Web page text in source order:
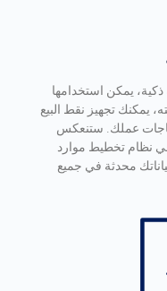
ذكية، يمكن استخدامها
يمكنك تجهيز نقط البيع
عملك. ستنعكس
نظام تخطيط موارد
محدثة في جميع